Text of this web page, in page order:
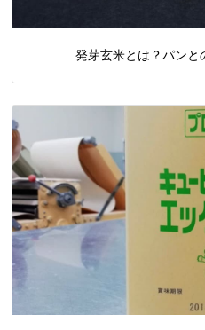
発芽玄米とは？パンと